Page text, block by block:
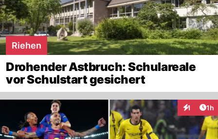
Riehen
Drohender Astbruch: Schulareale
vor Schulstart gesichert
1 1h